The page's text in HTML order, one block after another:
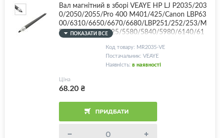
Вал магнітний в зборі VEAYE HP LJ P2035/203
0/2050/2055/Pro 400 M401/425/Canon LBP63
00/6310/6650/6670/6680/LBP251/252/253/M
F411/416/418/525/5580/5840/5980/6140/61
80/CF280A/CE505A/CE505X/Canon 719/C-EX
V40 + комплект втулок! Long Life - більше 3 ци
ПОКАЗАТИ ВСЕ
Код товару: MR2035-VE
Постачальник: VEAYE
Наявність: в наявності
Ціна
68.20₴
ПРИДБАТИ